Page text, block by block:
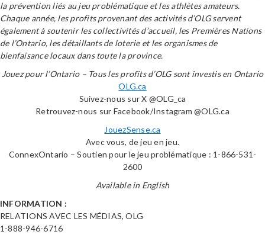
la prévention liés au jeu problématique et les athlètes amateurs.
Chaque année, les profits provenant des activités d’OLG servent
également à soutenir les collectivités d’accueil, les Premières Nations
de l’Ontario, les détaillants de loterie et les organismes de
bienfaisance locaux dans toute la province.
Jouez pour l’Ontario – Tous les profits d’OLG sont investis en Ontario
OLG.ca
Suivez-nous sur X @OLG_ca
Retrouvez-nous sur Facebook/Instagram @OLG.ca
JouezSense.ca
Avec vous, de jeu en jeu.
ConnexOntario – Soutien pour le jeu problématique : 1-866-531-
2600
Available in English
INFORMATION :
RELATIONS AVEC LES MÉDIAS, OLG
1-888-946-6716